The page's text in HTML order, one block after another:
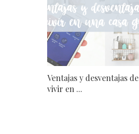
Ventajas y desventajas de
vivir en ...